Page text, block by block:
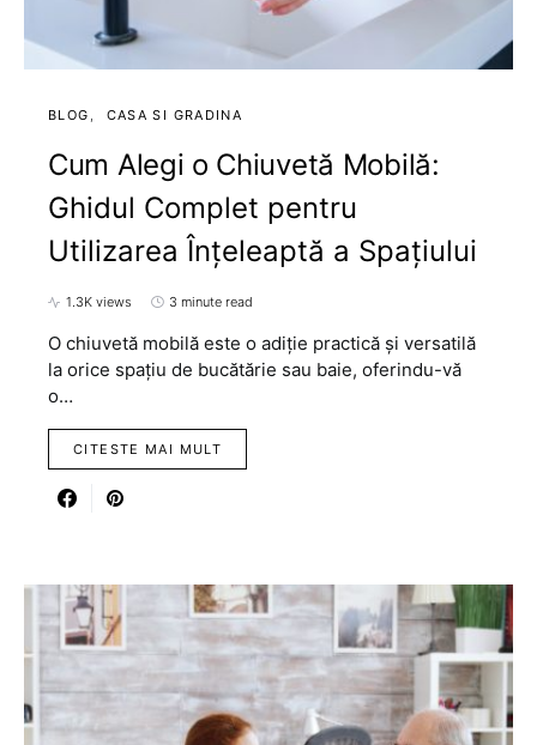
BLOG CASA SI GRADINA
Cum Alegi o Chiuvetă Mobilă:
Ghidul Complet pentru
Utilizarea Înțeleaptă a Spațiului
1.3K views 3 minute read
O chiuvetă mobilă este o adiție practică și versatilă
la orice spațiu de bucătărie sau baie, oferindu-vă
o…
CITESTE MAI MULT